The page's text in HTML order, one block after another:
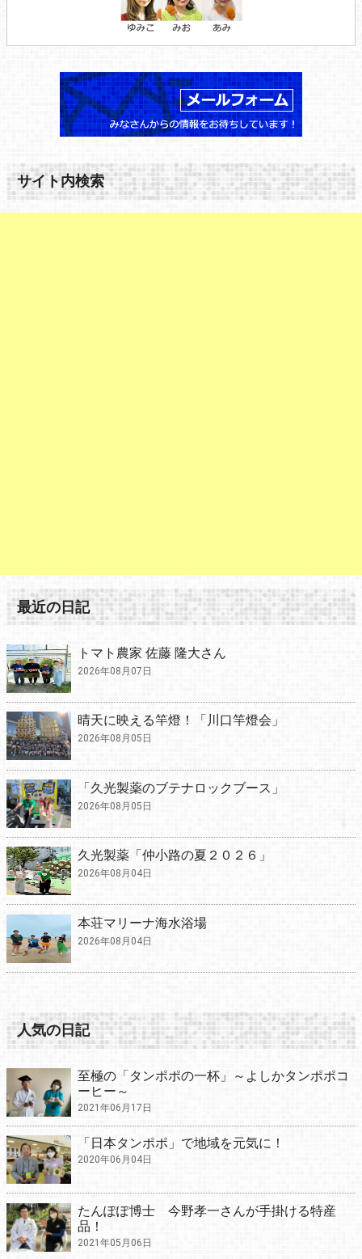
サイト内検索
最近の日記
トマト農家 佐藤 隆大さん
2026年08月07日
晴天に映える竿燈！「川口竿燈会」
2026年08月05日
「久光製薬のブテナロックブース」
2026年08月05日
久光製薬「仲小路の夏２０２６」
2026年08月04日
本荘マリーナ海水浴場
2026年08月04日
人気の日記
至極の「タンポポの一杯」～よしかタンポポコ
ーヒー～
2021年06月17日
「日本タンポポ」で地域を元気に！
2020年06月04日
たんぽぽ博士 今野孝一さんが手掛ける特産
品！
2021年05月06日